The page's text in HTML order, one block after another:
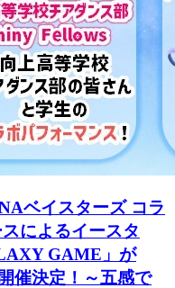
ベイスターズ コラ
によるイースタ
GAME」が
催決定！～五感で